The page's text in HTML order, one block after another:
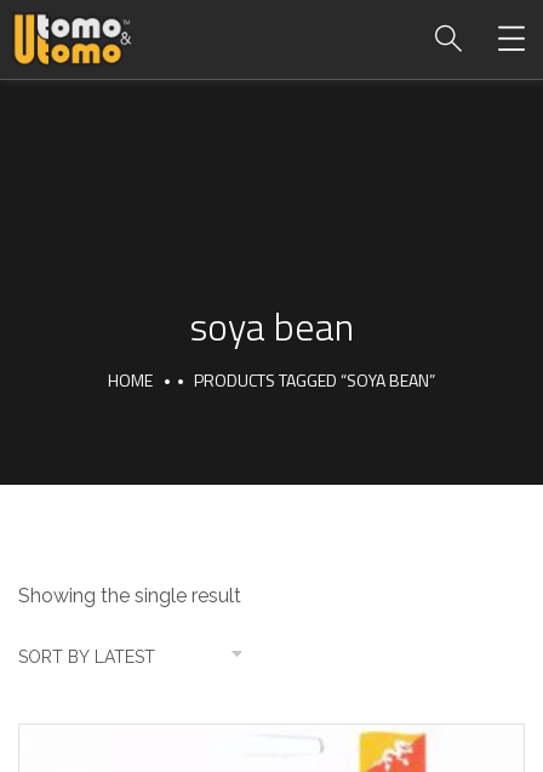
soya bean
HOME PRODUCTS TAGGED “SOYA BEAN”
Showing the single result